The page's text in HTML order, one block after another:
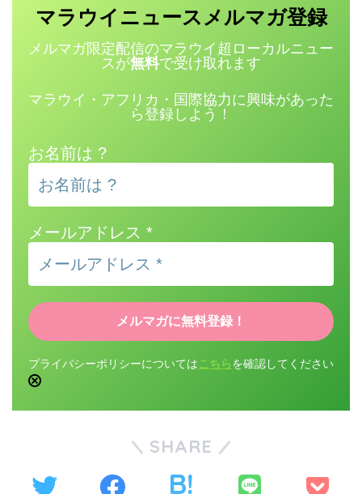
マラウイニュース メルマガ登録
メルマガ限定配信のマラウイ超ローカルニュー
スが無料で受け取れます
マラウイ・アフリカ・国際協力に興味があった
ら登録しよう！
お名前は ?
メールアドレス *
プライバシーポリシーについては こちら を確認してください
SHARE